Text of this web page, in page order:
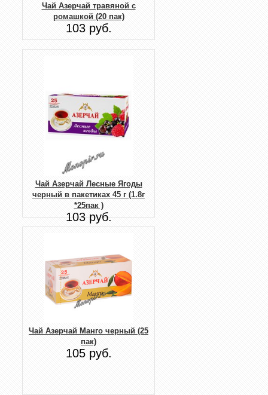
Чай Азерчай травяной с
ромашкой (20 пак)
103 руб.
Чай Азерчай Лесные Ягоды
черный в пакетиках 45 г (1.8г
*25пак )
103 руб.
Чай Азерчай Манго черный (25
пак)
105 руб.